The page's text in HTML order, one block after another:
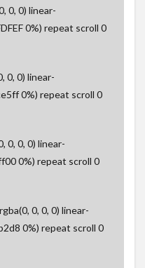
0, 0) linear-
0%) repeat scroll 0
0, 0) linear-
0%) repeat scroll 0
0, 0, 0) linear-
0%) repeat scroll 0
0, 0, 0) linear-
0%) repeat scroll 0